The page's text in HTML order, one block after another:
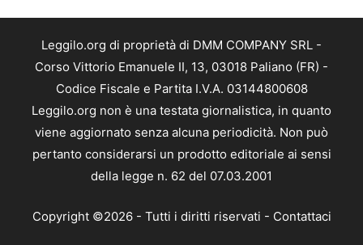
Leggilo.org di proprietà di DMM COMPANY SRL -
Corso Vittorio Emanuele II, 13, 03018 Paliano (FR) -
Codice Fiscale e Partita I.V.A. 03144800608
Leggilo.org non è una testata giornalistica, in quanto
viene aggiornato senza alcuna periodicità. Non può
pertanto considerarsi un prodotto editoriale ai sensi
della legge n. 62 del 07.03.2001
Copyright ©2026 - Tutti i diritti riservati - Contattaci